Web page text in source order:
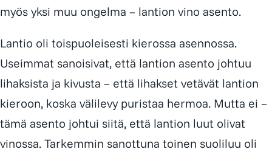
myös yksi muu ongelma – lantion vino asento.
Lantio oli toispuoleisesti kierossa asennossa.
Useimmat sanoisivat, että lantion asento johtuu
lihaksista ja kivusta – että lihakset vetävät lantion
kieroon, koska välilevy puristaa hermoa. Mutta ei –
tämä asento johtui siitä, että lantion luut olivat
vinossa. Tarkemmin sanottuna toinen suoliluu oli